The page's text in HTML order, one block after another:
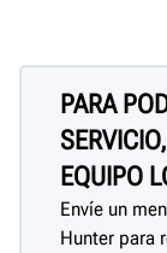
PARA
EQUIPO
Envíe un
Hunter para